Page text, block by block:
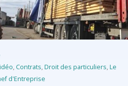
,Contrats,Droit des particuliers,Le
d'Entreprise